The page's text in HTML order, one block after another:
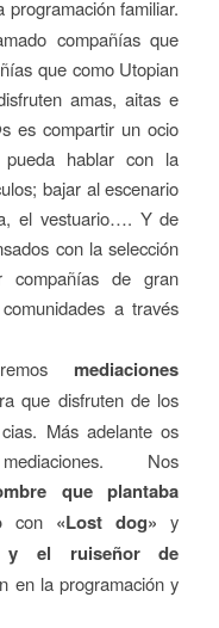
familiar.
compañías que
que como Utopian
amas, aitas e
es compartir un ocio
hablar con la
bajar al escenario
el vestuario…. Y de
con la selección
compañías de gran
a través
mediaciones
que disfruten de los
Más adelante os
Nos
que plantaba
con «Lost dog» y
y el ruiseñor de
en la programación y